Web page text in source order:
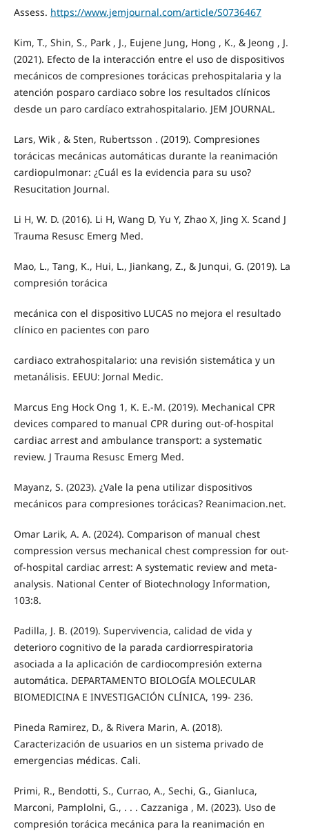
Assess. https://www.jemjournal.com/article/S0736467
Kim, T., Shin, S., Park , J., Eujene Jung, Hong , K., & Jeong , J.
(2021). Efecto de la interacción entre el uso de dispositivos
mecánicos de compresiones torácicas prehospitalaria y la
atención posparo cardiaco sobre los resultados clínicos
desde un paro cardíaco extrahospitalario. JEM JOURNAL.
Lars, Wik , & Sten, Rubertsson . (2019). Compresiones
torácicas mecánicas automáticas durante la reanimación
cardiopulmonar: ¿Cuál es la evidencia para su uso?
Resucitation Journal.
Li H, W. D. (2016). Li H, Wang D, Yu Y, Zhao X, Jing X. Scand J
Trauma Resusc Emerg Med.
Mao, L., Tang, K., Hui, L., Jiankang, Z., & Junqui, G. (2019). La
compresión torácica
mecánica con el dispositivo LUCAS no mejora el resultado
clínico en pacientes con paro
cardiaco extrahospitalario: una revisión sistemática y un
metanálisis. EEUU: Jornal Medic.
Marcus Eng Hock Ong 1, K. E.-M. (2019). Mechanical CPR
devices compared to manual CPR during out-of-hospital
cardiac arrest and ambulance transport: a systematic
review. J Trauma Resusc Emerg Med.
Mayanz, S. (2023). ¿Vale la pena utilizar dispositivos
mecánicos para compresiones torácicas? Reanimacion.net.
Omar Larik, A. A. (2024). Comparison of manual chest
compression versus mechanical chest compression for out-
of-hospital cardiac arrest: A systematic review and meta-
analysis. National Center of Biotechnology Information,
103:8.
Padilla, J. B. (2019). Supervivencia, calidad de vida y
deterioro cognitivo de la parada cardiorrespiratoria
asociada a la aplicación de cardiocompresión externa
automática. DEPARTAMENTO BIOLOGÍA MOLECULAR
BIOMEDICINA E INVESTIGACIÓN CLÍNICA, 199- 236.
Pineda Ramirez, D., & Rivera Marin, A. (2018).
Caracterización de usuarios en un sistema privado de
emergencias médicas. Cali.
Primi, R., Bendotti, S., Currao, A., Sechi, G., Gianluca,
Marconi, Pamplolni, G., . . . Cazzaniga , M. (2023). Uso de
compresión torácica mecánica para la reanimación en